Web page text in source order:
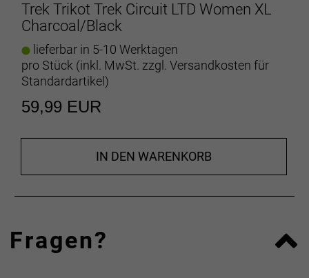
Trek Trikot Trek Circuit LTD Women XL
Charcoal/Black
lieferbar in 5-10 Werktagen
pro Stück (inkl. MwSt. zzgl. Versandkosten für
Standardartikel)
59,99 EUR
IN DEN WARENKORB
Fragen?